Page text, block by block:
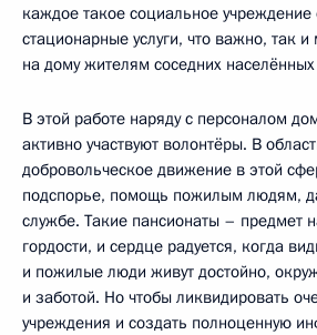
каждое такое социальное
стационарные услуги, что важно, так
на дому жителям соседних населённых
В этой работе наряду с персоналом
активно участвуют волонтёры. В
добровольческое движение в этой
подспорье, помощь пожилым людям,
службе. Такие пансионаты – предмет
гордости, и сердце радуется, когда
и пожилые люди живут достойно,
и заботой. Но чтобы ликвидировать
учреждения и создать полноценную